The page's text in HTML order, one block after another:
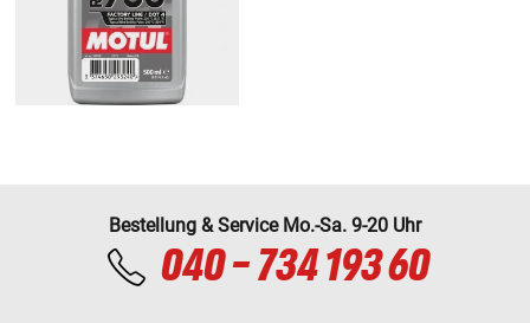
Bestellung & Service Mo.-Sa. 9-20 Uhr
040 - 734 193 60